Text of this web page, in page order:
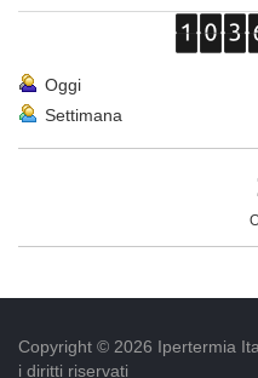
Oggi
Settimana
Copyright © 2026 Ipertermia
i diritti riservati